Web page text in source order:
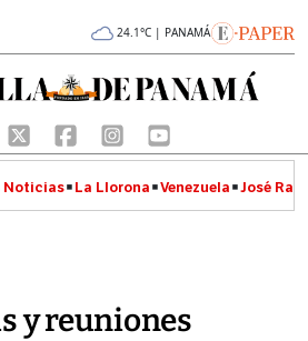
24.1°C | PANAMÁ
Noticias La Llorona Venezuela José
y reuniones